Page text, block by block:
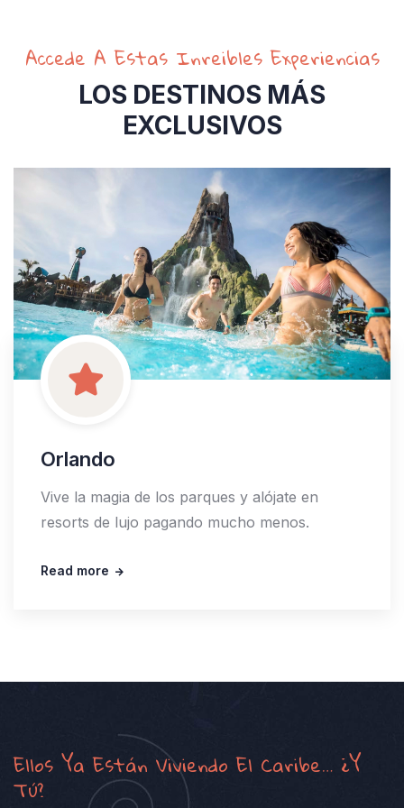
Accede A Estas Inreibles Experiencias
LOS DESTINOS MÁS
EXCLUSIVOS
Orlando
Vive la magia de los parques y alójate en
resorts de lujo pagando mucho menos.
Read more
Ellos Ya Están Viviendo El Caribe… ¿y
Tú?